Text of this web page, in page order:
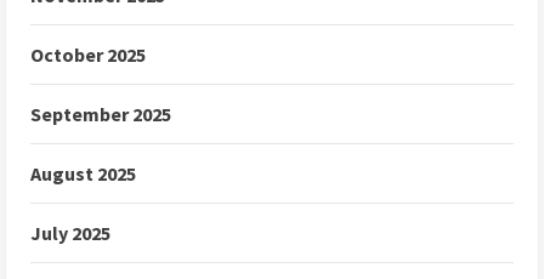
October 2025
September 2025
August 2025
July 2025